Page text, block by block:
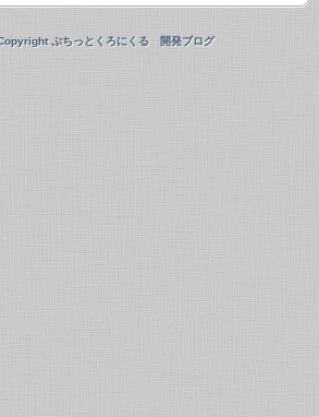
ぷちっとくろにくる 開発ブログ